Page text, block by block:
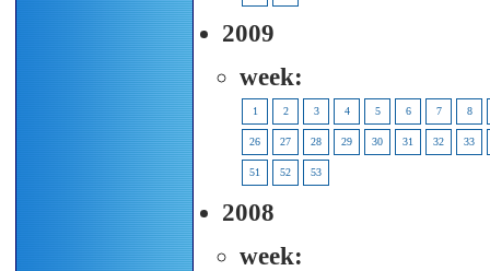
2009
week:
1 2 3 4 5 6 7 8
26 27 28 29 30 31 32 33
51 52 53
2008
week: